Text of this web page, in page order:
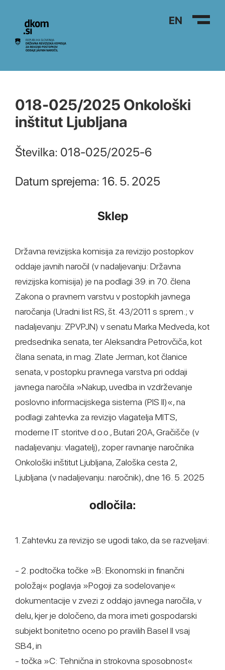
Na vsebino EN
018-025/2025 Onkološki
inštitut Ljubljana
Številka: 018-025/2025-6
Datum sprejema: 16. 5. 2025
Sklep
Državna revizijska komisija za revizijo postopkov
oddaje javnih naročil (v nadaljevanju: Državna
revizijska komisija) je na podlagi 39. in 70. člena
Zakona o pravnem varstvu v postopkih javnega
naročanja (Uradni list RS, št. 43/2011 s sprem.; v
nadaljevanju: ZPVPJN) v senatu Marka Medveda, kot
predsednika senata, ter Aleksandra Petrovčiča, kot
člana senata, in mag. Zlate Jerman, kot članice
senata, v postopku pravnega varstva pri oddaji
javnega naročila »Nakup, uvedba in vzdrževanje
poslovno informacijskega sistema (PIS II)«, na
podlagi zahtevka za revizijo vlagatelja MITS,
moderne IT storitve d.o.o., Butari 20A, Gračišče (v
nadaljevanju: vlagatelj), zoper ravnanje naročnika
Onkološki inštitut Ljubljana, Zaloška cesta 2,
Ljubljana (v nadaljevanju: naročnik), dne 16. 5. 2025
odločila:
1. Zahtevku za revizijo se ugodi tako, da se razveljavi:
- 2. podtočka točke »B: Ekonomski in finančni
položaj« poglavja »Pogoji za sodelovanje«
dokumentacije v zvezi z oddajo javnega naročila, v
delu, kjer je določeno, da mora imeti gospodarski
subjekt bonitetno oceno po pravilih Basel II vsaj
SB4, in
- točka »C: Tehnična in strokovna sposobnost«